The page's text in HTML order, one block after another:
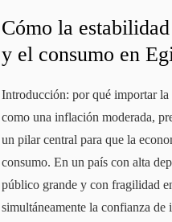
Cómo la
y el consumo en
Introducción: por qué importar
como una inflación moderada,
un pilar central para que la
consumo. En un país con alta
público grande y con fragilidad
simultáneamente la confianza